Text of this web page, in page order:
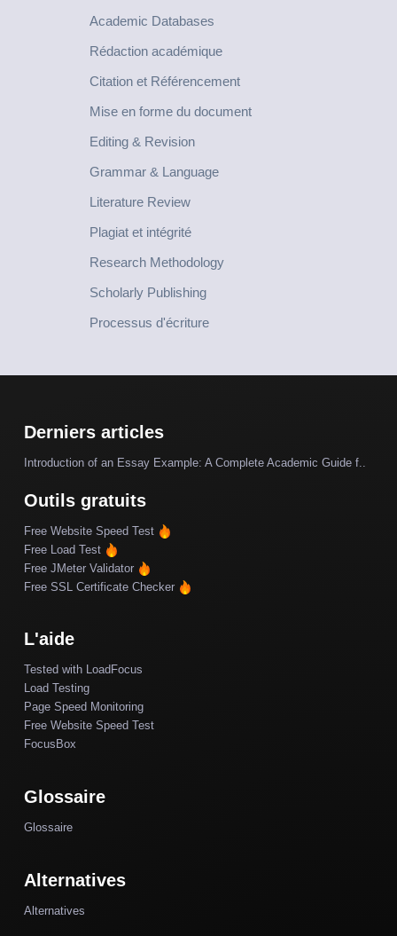
Academic Databases
Rédaction académique
Citation et Référencement
Mise en forme du document
Editing & Revision
Grammar & Language
Literature Review
Plagiat et intégrité
Research Methodology
Scholarly Publishing
Processus d'écriture
Derniers articles
Introduction of an Essay Example: A Complete Academic Guide f..
Outils gratuits
Free Website Speed Test
Free Load Test
Free JMeter Validator
Free SSL Certificate Checker
L'aide
Tested with LoadFocus
Load Testing
Page Speed Monitoring
Free Website Speed Test
FocusBox
Glossaire
Glossaire
Alternatives
Alternatives